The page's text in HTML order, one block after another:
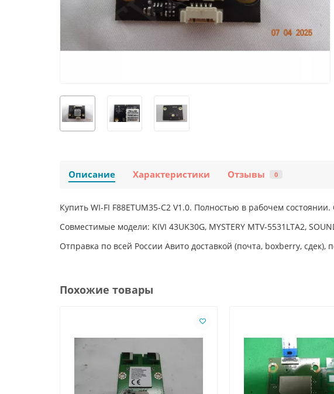
Описание Характеристики Отзывы 0
Купить WI-FI F88ETUM35-C2 V1.0. Полностью в рабочем состоянии.
Совместимые модели: KIVI 43UK30G, MYSTERY MTV-5531LTA2,
Отправка по всей России Авито доставкой (почта, boxberry,
Похожие товары